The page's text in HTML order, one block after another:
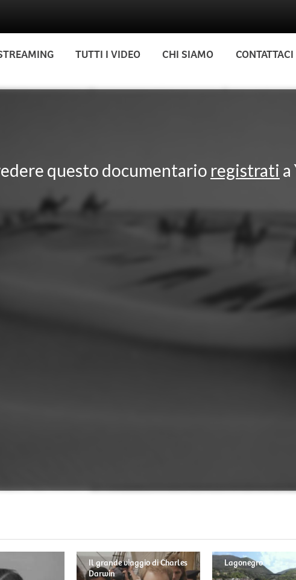
TUTTI I VIDEO CHI SIAMO CONTATTACI
questo documentario registrati a
Il grande viaggio di Charles
Darwin
Lagonegro